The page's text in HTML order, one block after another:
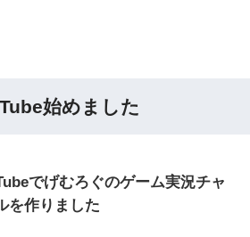
始めました
でげむろぐのゲーム実況チャ
を作りました